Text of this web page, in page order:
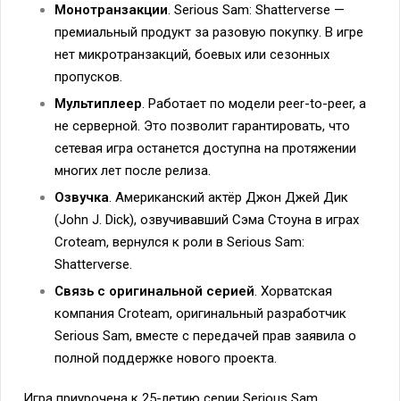
Монотранзакции. Serious Sam: Shatterverse —
премиальный продукт за разовую покупку. В игре
нет микротранзакций, боевых или сезонных
пропусков.
Мультиплеер. Работает по модели peer-to-peer, а
не серверной. Это позволит гарантировать, что
сетевая игра останется доступна на протяжении
многих лет после релиза.
Озвучка. Американский актёр Джон Джей Дик
(John J. Dick), озвучивавший Сэма Стоуна в играх
Croteam, вернулся к роли в Serious Sam:
Shatterverse.
Связь с оригинальной серией. Хорватская
компания Croteam, оригинальный разработчик
Serious Sam, вместе с передачей прав заявила о
полной поддержке нового проекта.